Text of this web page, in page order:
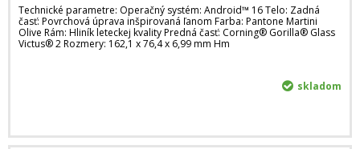
Technické parametre: Operačný systém: Android™ 16 Telo: Zadná
časť: Povrchová úprava inšpirovaná ľanom Farba: Pantone Martini
Olive Rám: Hliník leteckej kvality Predná časť: Corning® Gorilla® Glass
Victus® 2 Rozmery: 162,1 x 76,4 x 6,99 mm Hm
skladom